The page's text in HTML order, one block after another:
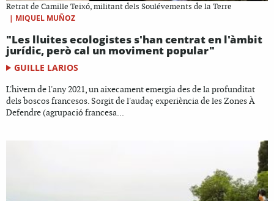
Retrat de Camille Teixó, militant dels Soulévements de la Terre
| MIQUEL MUÑOZ
"Les lluites ecologistes s'han centrat en l'àmbit
jurídic, però cal un moviment popular"
GUILLE LARIOS
L'hivern de l'any 2021, un aixecament emergia des de la profunditat
dels boscos francesos. Sorgit de l'audaç experiència de les Zones À
Defendre (agrupació francesa...